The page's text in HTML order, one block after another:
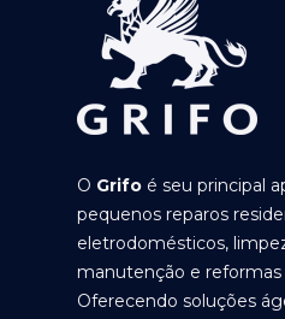
O Grifo é seu principal
pequenos reparos
eletrodomésticos,
manutenção e reformas
Oferecendo soluções